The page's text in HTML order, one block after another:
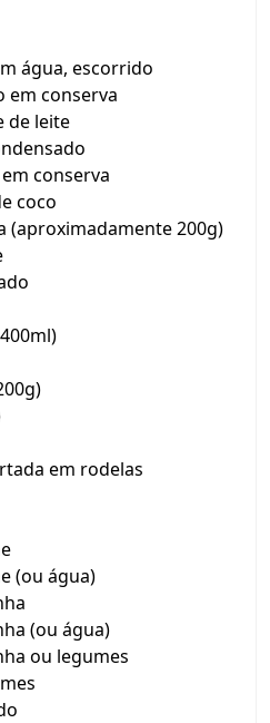
água, escorrido
em conserva
de leite
conserva
coco
(aproximadamente 200g)
em rodelas
(ou água)
(ou água)
ou legumes